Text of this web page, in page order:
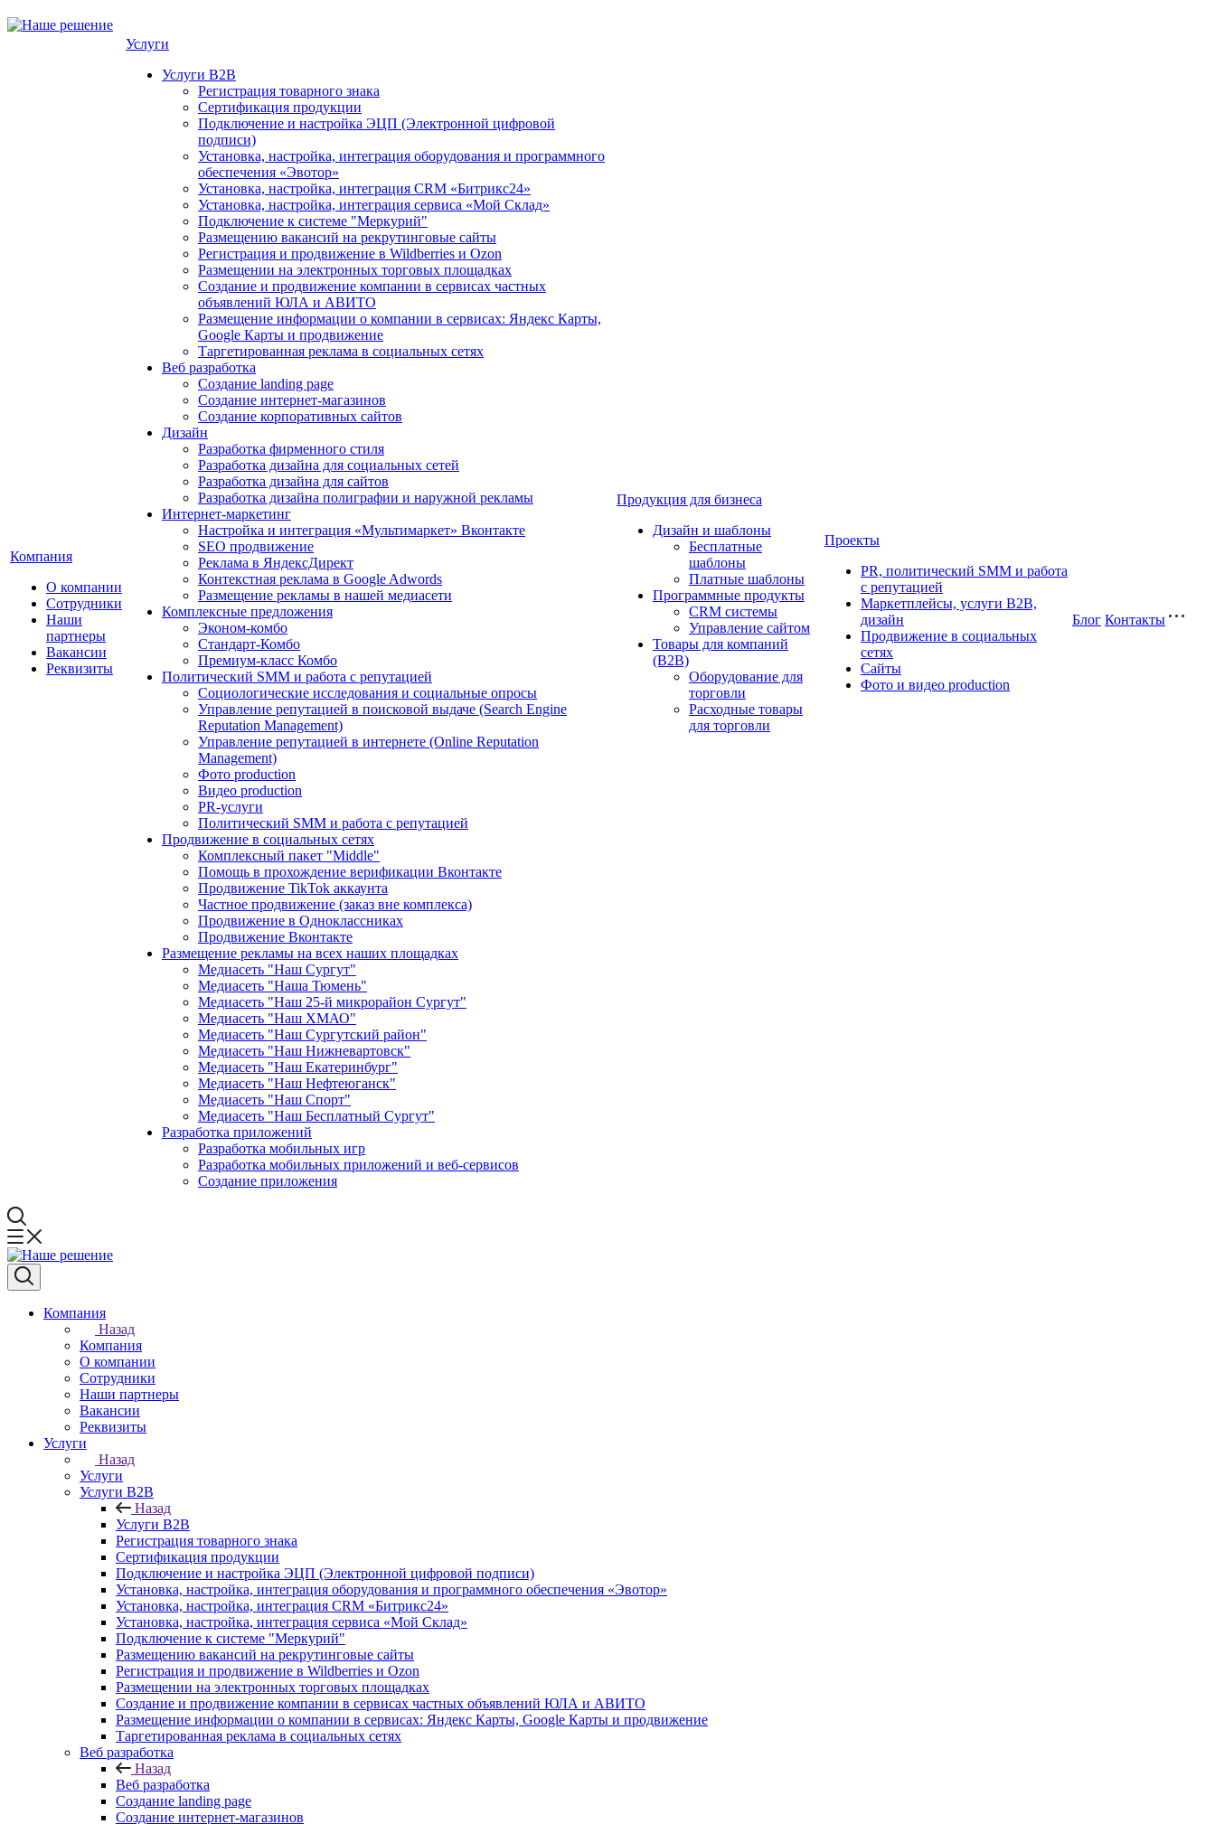
Компания
О компании
Сотрудники
Наши
партнеры
Вакансии
Реквизиты
Услуги
Услуги B2B
Регистрация товарного знака
Сертификация продукции
Подключение и настройка ЭЦП (Электронной цифровой
подписи)
Установка, настройка, интеграция оборудования и программного
обеспечения «Эвотор»
Установка, настройка, интеграция CRM «Битрикс24»
Установка, настройка, интеграция сервиса «Мой Склад»
Подключение к системе "Меркурий"
Размещению вакансий на рекрутинговые сайты
Регистрация и продвижение в Wildberries и Ozon
Размещении на электронных торговых площадках
Создание и продвижение компании в сервисах частных
объявлений ЮЛА и АВИТО
Размещение информации о компании в сервисах: Яндекс Карты,
Google Карты и продвижение
Таргетированная реклама в социальных сетях
Веб разработка
Создание landing page
Создание интернет-магазинов
Создание корпоративных сайтов
Дизайн
Разработка фирменного стиля
Разработка дизайна для социальных сетей
Разработка дизайна для сайтов
Разработка дизайна полиграфии и наружной рекламы
Интернет-маркетинг
Настройка и интеграция «Мультимаркет» Вконтакте
SEO продвижение
Реклама в ЯндексДирект
Контекстная реклама в Google Adwords
Размещение рекламы в нашей медиасети
Комплексные предложения
Эконом-комбо
Стандарт-Комбо
Премиум-класс Комбо
Политический SMM и работа с репутацией
Социологические исследования и социальные опросы
Управление репутацией в поисковой выдаче (Search Engine
Reputation Management)
Управление репутацией в интернете (Online Reputation
Management)
Фото production
Видео production
PR-услуги
Политический SMM и работа с репутацией
Продвижение в социальных сетях
Комплексный пакет "Middle"
Помощь в прохождение верификации Вконтакте
Продвижение TikTok аккаунта
Частное продвижение (заказ вне комплекса)
Продвижение в Одноклассниках
Продвижение Вконтакте
Размещение рекламы на всех наших площадках
Медиасеть "Наш Сургут"
Медиасеть "Наша Тюмень"
Медиасеть "Наш 25-й микрорайон Сургут"
Медиасеть "Наш ХМАО"
Медиасеть "Наш Сургутский район"
Медиасеть "Наш Нижневартовск"
Медиасеть "Наш Екатеринбург"
Медиасеть "Наш Нефтеюганск"
Медиасеть "Наш Спорт"
Медиасеть "Наш Бесплатный Сургут"
Разработка приложений
Разработка мобильных игр
Разработка мобильных приложений и веб-сервисов
Создание приложения
Продукция для бизнеса
Дизайн и шаблоны
Бесплатные
шаблоны
Платные шаблоны
Программные продукты
CRM системы
Управление сайтом
Товары для компаний
(B2B)
Оборудование для
торговли
Расходные товары
для торговли
Проекты
PR, политический SMM и работа
с репутацией
Маркетплейсы, услуги B2B,
дизайн
Продвижение в социальных
сетях
Сайты
Фото и видео production
Блог Контакты
Компания
Назад
Компания
О компании
Сотрудники
Наши партнеры
Вакансии
Реквизиты
Услуги
Назад
Услуги
Услуги B2B
Назад
Услуги B2B
Регистрация товарного знака
Сертификация продукции
Подключение и настройка ЭЦП (Электронной цифровой подписи)
Установка, настройка, интеграция оборудования и программного обеспечения «Эвотор»
Установка, настройка, интеграция CRM «Битрикс24»
Установка, настройка, интеграция сервиса «Мой Склад»
Подключение к системе "Меркурий"
Размещению вакансий на рекрутинговые сайты
Регистрация и продвижение в Wildberries и Ozon
Размещении на электронных торговых площадках
Создание и продвижение компании в сервисах частных объявлений ЮЛА и АВИТО
Размещение информации о компании в сервисах: Яндекс Карты, Google Карты и продвижение
Таргетированная реклама в социальных сетях
Веб разработка
Назад
Веб разработка
Создание landing page
Создание интернет-магазинов